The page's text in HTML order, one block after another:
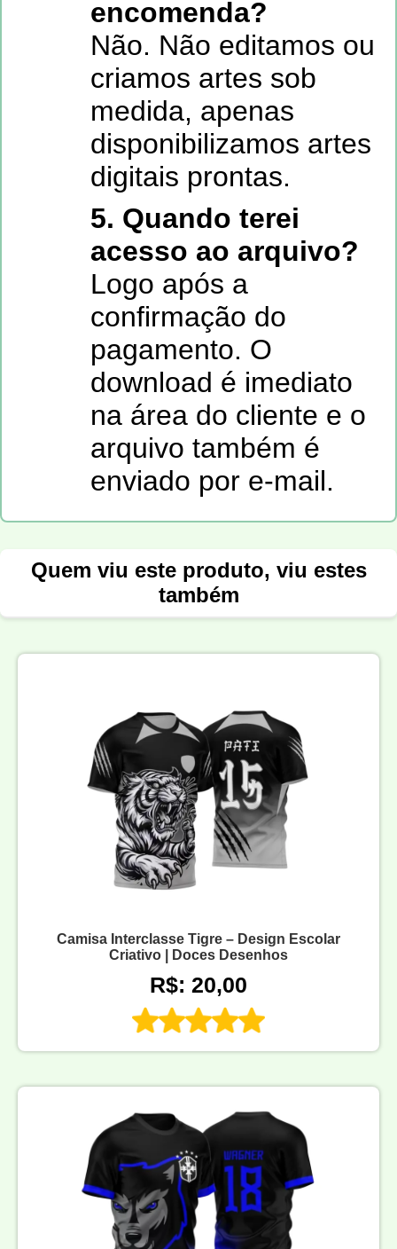
encomenda?
Não. Não editamos ou
criamos artes sob
medida, apenas
disponibilizamos artes
digitais prontas.
5. Quando terei
acesso ao arquivo?
Logo após a
confirmação do
pagamento. O
download é imediato
na área do cliente e o
arquivo também é
enviado por e-mail.
Quem viu este produto, viu estes
também
Camisa Interclasse Tigre – Design Escolar
Criativo | Doces Desenhos
R$: 20,00